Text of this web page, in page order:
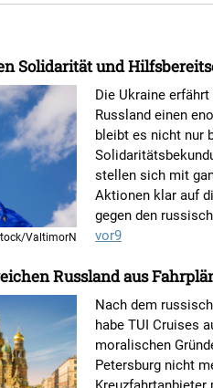
Solidarität und
ValtimorN
Die Ukraine
Russland einen
bleibt es nicht nur
stellen sich mit
Aktionen klar auf
gegen den
vor9
Russland aus
Nach dem
habe TUI Cruises
moralischen
Petersburg nicht